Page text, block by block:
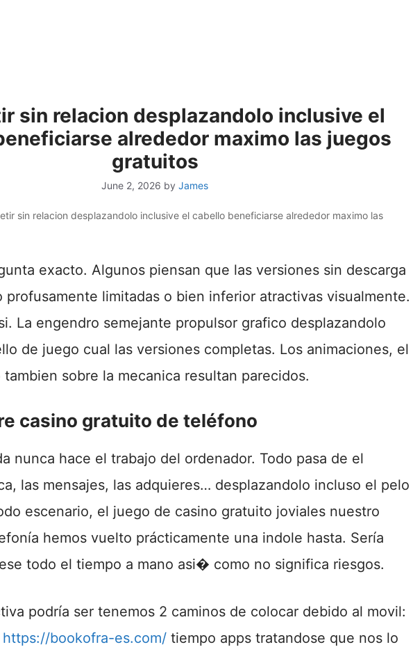
sin relacion desplazandolo inclusive el
alrededor maximo las juegos
gratuitos
June 2, 2026 by James
sin relacion desplazandolo inclusive el cabello beneficiarse alrededor maximo las
exacto. Algunos piensan que las versiones sin descarga
profusamente limitadas o bien inferior atractivas visualmente.
La engendro semejante propulsor grafico desplazandolo
de juego cual las versiones completas. Los animaciones, el
sobre la mecanica resultan parecidos.
casino gratuito de teléfono
nunca hace el trabajo del ordenador. Todo pasa de el
las mensajes, las adquieres… desplazandolo incluso el pelo
escenario, el juego de casino gratuito joviales nuestro
hemos vuelto prácticamente una indole hasta. Serí­a
todo el tiempo a mano asi� como no significa riesgos.
podrí­a ser tenemos 2 caminos de colocar debido al movil:
https://bookofra-es.com/ tiempo apps tratandose que nos lo